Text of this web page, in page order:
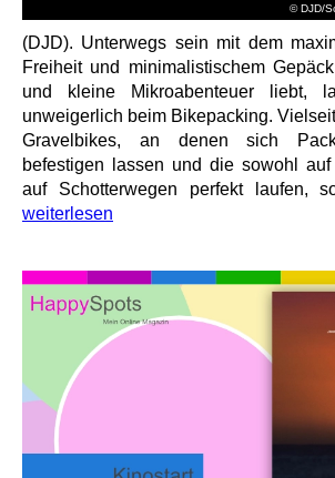
© DJD/
(DJD). Unterwegs sein mit dem
Freiheit und minimalistischem
und kleine Mikroabenteuer liebt,
unweigerlich beim Bikepacking.
Gravelbikes, an denen sich
befestigen lassen und die sowohl
auf Schotterwegen perfekt laufen,
weiterlesen